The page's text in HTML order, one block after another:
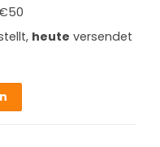
heute versendet